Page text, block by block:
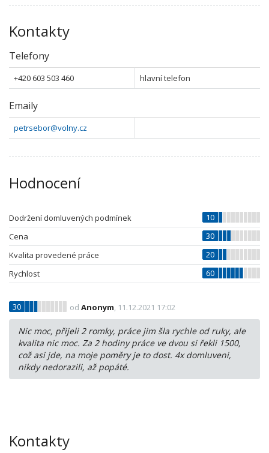
Kontakty
Telefony
+420 603 503 460 hlavní telefon
Emaily
petrsebor@volny.cz
Hodnocení
Dodržení domluvených podmínek
10
Cena
30
Kvalita provedené práce
20
Rychlost
60
30 od Anonym, 11.12.2021 17:02
Nic moc, přijeli 2 romky, práce jim šla rychle od ruky, ale
kvalita nic moc. Za 2 hodiny práce ve dvou si řekli 1500,
což asi jde, na moje poměry je to dost. 4x domluveni,
nikdy nedorazili, až popáté.
Kontakty